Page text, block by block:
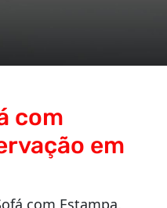
com
em